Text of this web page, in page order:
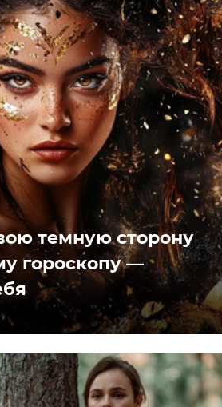
темную сторону
гороскопу —